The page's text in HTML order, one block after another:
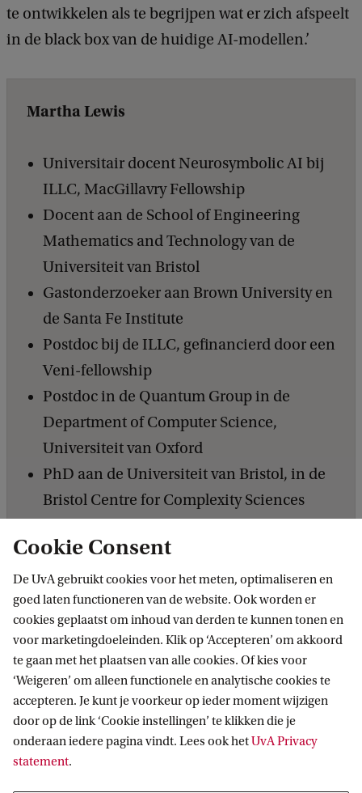
te ontwikkelen als te begrijpen wat er zich afspeelt
in de black box van de huidige AI-modellen.’
Martha Lewis
Universitair docent Neurosymbolic AI bij
ILLC, MacGillavry Fellowship
Docent aan de School of Engineering
Mathematics and Technology van de
Universiteit van Bristol
Gastonderzoeker aan Brown University en
de Santa Fe Institute
Postdoc bij de ILLC, gefinancierd door een
Veni-fellowship
Postdoc in de Quantum Group in de
Department of Computer Science,
Universiteit van Oxford
PhD aan de Universiteit van Bristol, in de
Bristol Centre for Complexity Sciences
Informatie voor
Bachelorstudiekiezers
Masterstudiekiezers
Direct naar
Cookie Consent
De UvA gebruikt cookies voor het meten, optimaliseren en
goed laten functioneren van de website. Ook worden er
cookies geplaatst om inhoud van derden te kunnen tonen en
voor marketingdoeleinden. Klik op ‘Accepteren’ om akkoord
te gaan met het plaatsen van alle cookies. Of kies voor
‘Weigeren’ om alleen functionele en analytische cookies te
accepteren. Je kunt je voorkeur op ieder moment wijzigen
door op de link ‘Cookie instellingen’ te klikken die je
onderaan iedere pagina vindt. Lees ook hetUvA Privacy
statement.